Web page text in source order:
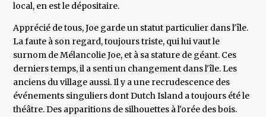
local, en est le dépositaire.
Apprécié de tous, Joe garde un statut particulier dans l'île.
La faute à son regard, toujours triste, qui lui vaut le
surnom de Mélancolie Joe, et à sa stature de géant. Ces
derniers temps, il a senti un changement dans l'île. Les
anciens du village aussi. Il y a une recrudescence des
événements singuliers dont Dutch Island a toujours été le
théâtre. Des apparitions de silhouettes à l'orée des bois.